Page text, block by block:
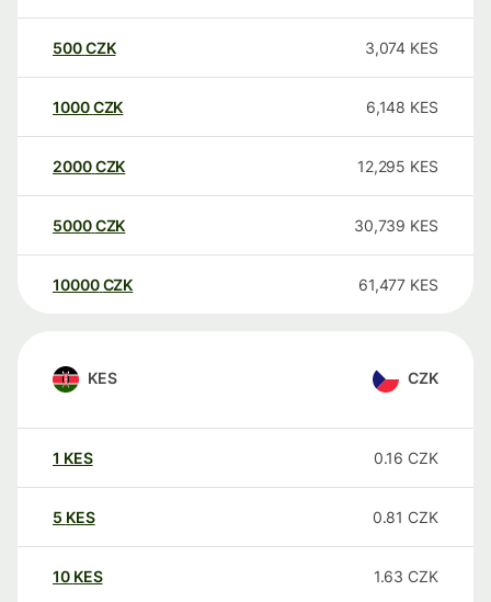
500CZK 3,074 KES
1000CZK 6,148 KES
2000CZK 12,295 KES
5000CZK 30,739 KES
10000 CZK 61,477 KES
KES CZK
1 KES 0.16 CZK
5 KES 0.81 CZK
10 KES 1.63 CZK